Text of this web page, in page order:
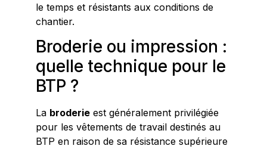
le temps et résistants aux conditions de
chantier.
Broderie ou impression :
quelle technique pour le
BTP ?
La broderie est généralement privilégiée
pour les vêtements de travail destinés au
BTP en raison de sa résistance supérieure